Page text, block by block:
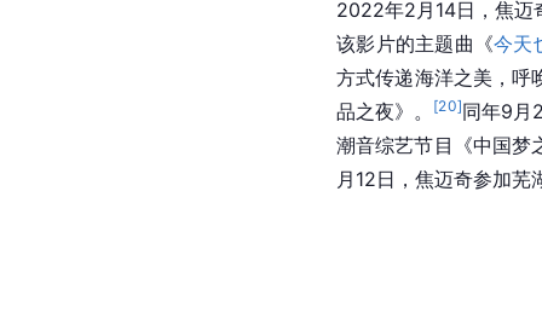
2022年2月14日，焦迈
该影片的主题曲《今天
方式传递海洋之美，呼
品之夜》。
[20]同年9月
潮音综艺节目《中国梦
月12日，焦迈奇参加